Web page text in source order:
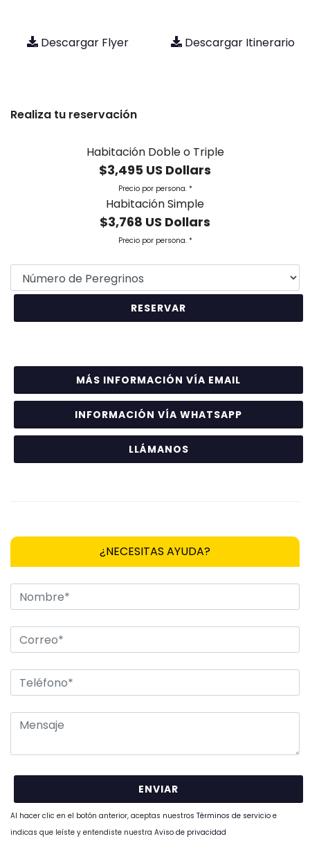
Descargar Flyer Descargar Itinerario
Realiza tu reservación
Habitación Doble o Triple
$3,495 US Dollars
Precio por persona. *
Habitación Simple
$3,768 US Dollars
Precio por persona. *
MÁS INFORMACIÓN VÍA EMAIL
INFORMACIÓN VÍA WHATSAPP
LLÁMANOS
¿NECESITAS AYUDA?
Al hacer clic en el botón anterior, aceptas nuestros Términos de servicio e
indicas que leíste y entendiste nuestra Aviso de privacidad